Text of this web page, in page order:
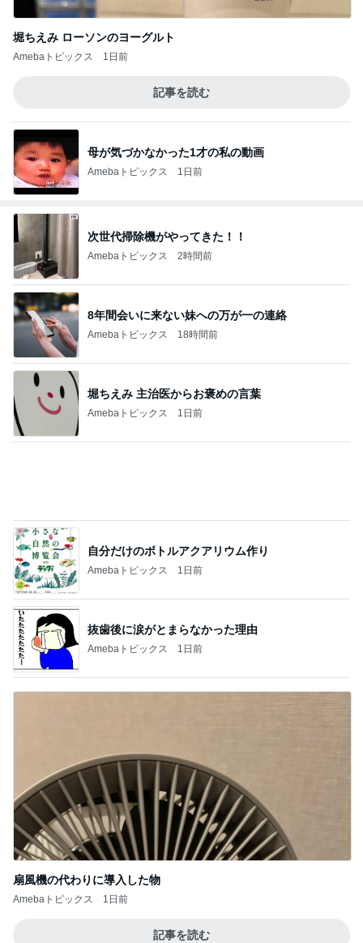
堀ちえみ ローソンのヨーグルト
Amebaトピックス 1日前
記事を読む
母が気づかなかった1才の私の動画
Amebaトピックス 1日前
次世代掃除機がやってきた！！
Amebaトピックス 2時間前
8年間会いに来ない妹への万が一の連絡
Amebaトピックス 18時間前
堀ちえみ 主治医からお褒めの言葉
Amebaトピックス 1日前
自分だけのボトルアクアリウム作り
Amebaトピックス 1日前
抜歯後に涙がとまらなかった理由
Amebaトピックス 1日前
扇風機の代わりに導入した物
Amebaトピックス 1日前
記事を読む